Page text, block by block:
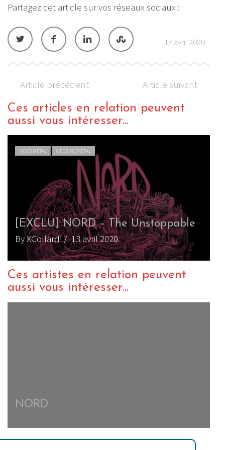
Partagez cet article sur vos réseaux sociaux :
17 avril 2020
Article précédent Article suivant
Ces articles en relation peuvent
aussi vous intéresser...
VIDEO METAL WEBZINE METAL
[EXCLU] NORD – The Unstoppable
By XCollard/ 13 avril 2020
Ces artistes en relation peuvent
aussi vous intéresser...
NORD